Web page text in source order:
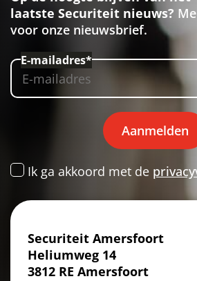
laatste Securiteit nieuws?
voor onze nieuwsbrief.
E-mailadres*
Aanmelden
Ik ga akkoord met de
Securiteit Amersfoort
Heliumweg 14
3812 RE Amersfoort